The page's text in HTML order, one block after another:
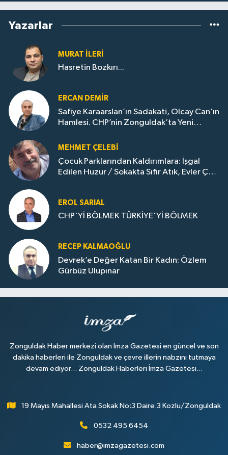
Yazarlar
MURAT İLERI
Hasretin Bozkırı...
ERCAN DEMIR
Safiye Karaarslan’ın Sadakati, Olcay Can’ın
Hamlesi. CHP’nin Zonguldak’ta Yeni
MEHMET ÇELEBI
Çocuk Parklarından Kaldırımlara: İşgal
Edilen Huzur / Sokakta Sıfır Atık, Evler Çöp
EROL SARIAL
CHP'Yİ BÖLMEK TÜRKİYE'Yİ BÖLMEK
RECEP KALMAOĞLU
Devrek’e Değer Katan Bir Kadın: Özlem
Gürbüz Ulupınar
Zonguldak Haber merkezi olan İmza Gazetesi en güncel ve son
dakika haberleri ile Zonguldak ve çevre illerin nabzını tutmaya
devam ediyor... Zonguldak Haberleri İmza Gazetesi...
19 Mayıs Mahallesi Ata Sokak No:3 Daire:3 Kozlu/Zonguldak
0532 495 6454
haber@imzagazetesi.com